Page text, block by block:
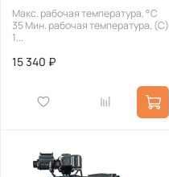
Макс. рабочая температура, °С
35 Мин. рабочая температура, (С)
1...
15 340 ₽